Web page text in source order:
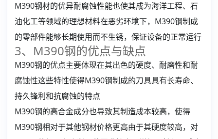
M390钢材的优异耐腐蚀性能也使其成为海洋工程、石
油化工等领域的理想材料在恶劣环境下，M390钢制成
的零部件能够长期使用而不生锈，保证设备的正常运行
3、M390钢的优点与缺点
M390钢的优点主要体现在其出色的硬度、耐磨性和耐
腐蚀性这些特性使得M390钢制成的刀具具有长寿命、
持久锋利和抗腐蚀的特点
M390钢的高合金成分也导致其制造成本较高，使得
M390钢相对于其他钢材价格更高由于其硬度较高，对